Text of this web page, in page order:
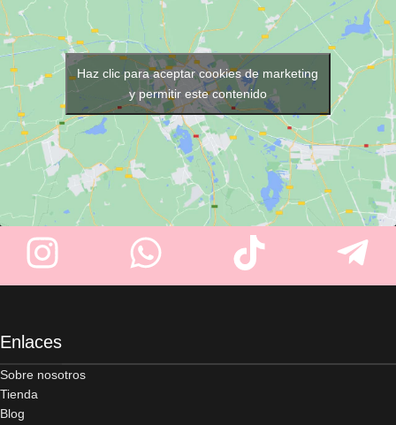
Haz clic para aceptar cookies de marketing
y permitir este contenido
Enlaces
Sobre nosotros
Tienda
Blog